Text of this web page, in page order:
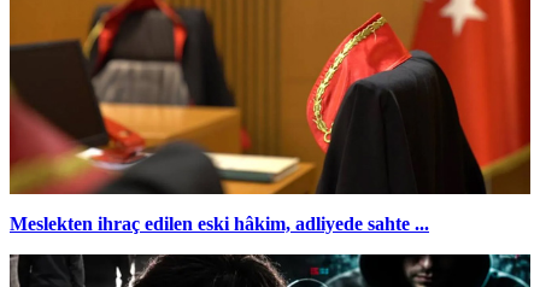
Meslekten ihraç edilen eski hâkim, adliyede sahte ...